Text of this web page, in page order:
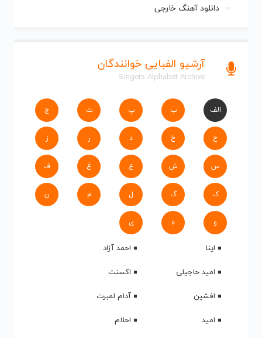
دانلود آهنگ خارجی
آرشیو الفبایی خوانندگان
Singers Alphabet Archive
الف ب پ ت ج
ح خ د ر ز
س ش ع غ ف
ک گ ل م ن
و ه ی
اینا
احمد آزاد
امید حاجیلی
اکسنت
افشین
آدام لمبرت
امید
احلام